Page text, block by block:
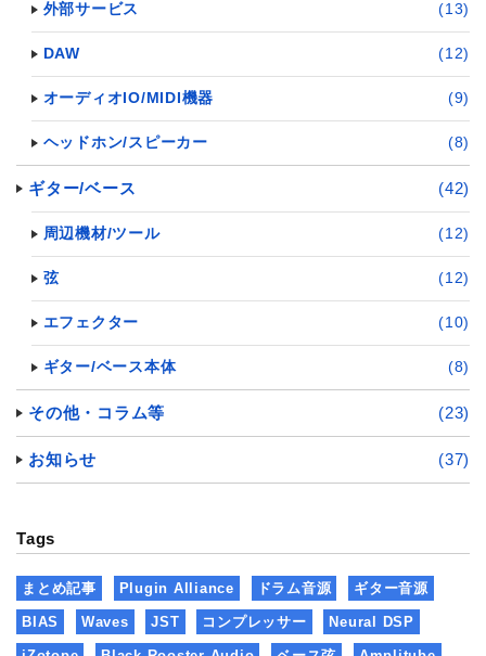
外部サービス (13)
DAW (12)
オーディオIO/MIDI機器 (9)
ヘッドホン/スピーカー (8)
ギター/ベース (42)
周辺機材/ツール (12)
弦 (12)
エフェクター (10)
ギター/ベース本体 (8)
その他・コラム等 (23)
お知らせ (37)
Tags
まとめ記事 Plugin Alliance ドラム音源 ギター音源
BIAS Waves JST コンプレッサー Neural DSP